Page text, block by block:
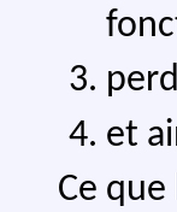
et
Ce